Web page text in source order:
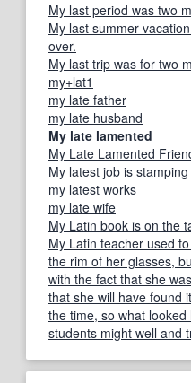
My last period was two
My last summer
over.
My last trip was for two
my+lat1
my late father
my late husband
My late lamented
My Late Lamented
My latest job is
my latest works
my late wife
My Latin book is on the
My Latin teacher used
the rim of her glasses,
with the fact that she
that she will have found
the time, so what
students might well and